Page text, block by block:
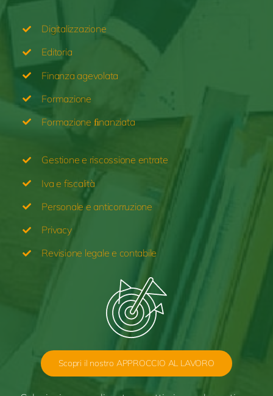
Digitalizzazione
Editoria
Finanza agevolata
Formazione
Formazione ﬁnanziata
Gestione e riscossione entrate
Iva e fiscalità
Personale e anticorruzione
Privacy
Revisione legale e contabile
Scopri il nostro APPROCCIO AL LAVORO